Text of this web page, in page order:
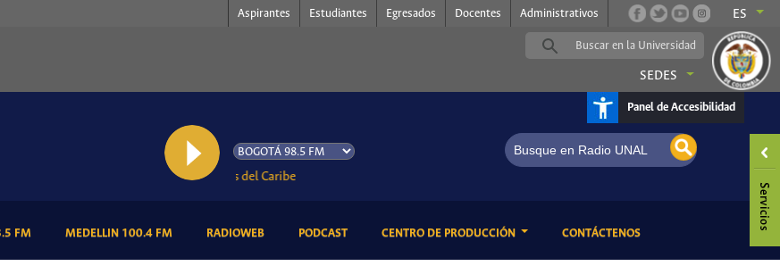
Aspirantes Estudiantes Egresados Docentes Administrativos ES
SEDES
Panel de Accesibilidad
AL AIRE: Por las Venas del Caribe
FM(CURRENT)MEDELLIN 100.4 FM(CURRENT)RADIOWEB(CURRENT)PODCAST(CURRENT)CENTRO DE PRODUCCIÓN CONTÁCTENOS(CURRENT)